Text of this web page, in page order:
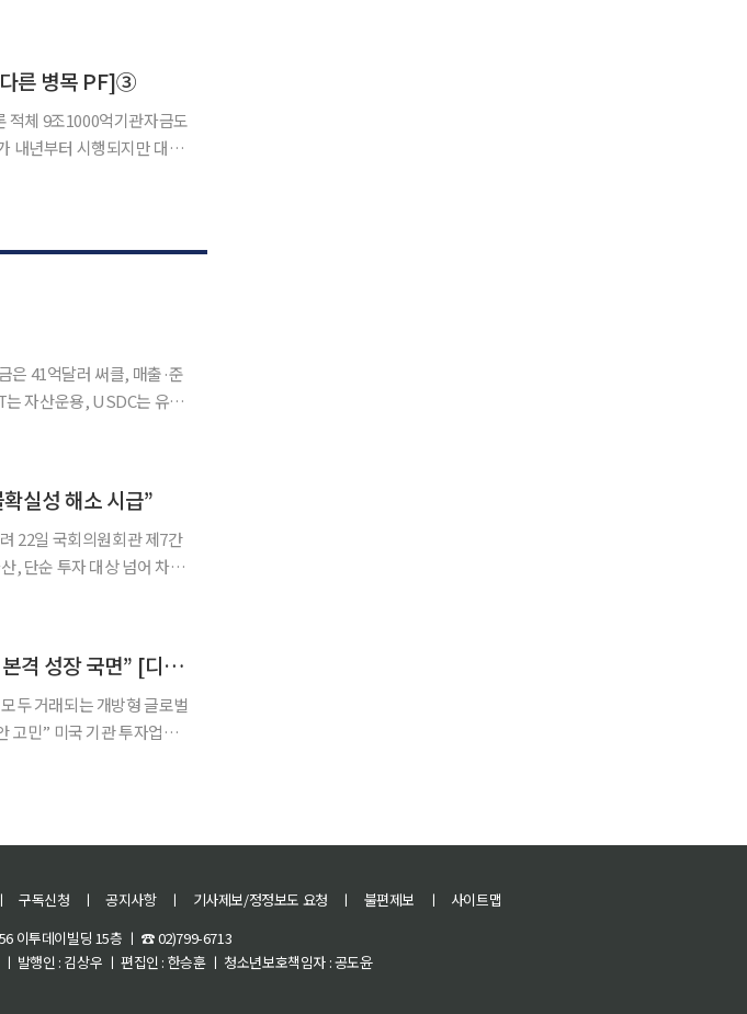
다른 병목 PF]③
적체 9조1000억기관자금도
은 41억달러 써클, 매출·준
자산운용, USDC는 유통
실성 해소 시급”
22일 국회의원회관 제7간
, 단순 투자 대상 넘어 차세
몬테가노 CLO “퍼블릭 블록체인 기반 RWA 시장 본격 성장 국면” [디지털에셋 서밋 2026]
두 거래되는 개방형 글로벌
자업계
ㅣ 구독신청 ㅣ 공지사항 ㅣ 기사제보/정정보도 요청 ㅣ 불편제보 ㅣ
사이트맵
이투데이빌딩 15층 ㅣ ☎ 02)799-6713
발행인 : 김상우 ㅣ 편집인 : 한승훈 ㅣ 청소년보호책임자 : 공도윤